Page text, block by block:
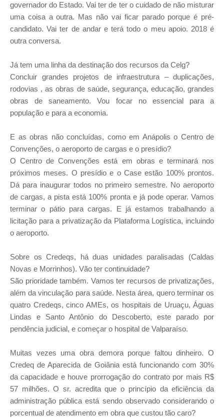
governador do Estado. Vai ter de ter o cuidado de não misturar
uma coisa a outra. Mas não vai ficar parado porque é pré­
candidato. Vai ter de andar e terá todo o meu apoio. 2018 é
outra conversa.
Já tem uma linha da destinação dos recursos da Celg?
Concluir grandes projetos de infraestrutura – duplicações,
rodovias ­, as obras de saúde, segurança, educação, grandes
obras de saneamento. Vou focar no essencial para a
população e para a economia.
E as obras não concluídas, como em Anápolis o Centro de
Convenções, o aeroporto de cargas e o presídio?
O Centro de Convenções está em obras e terminará nos
próximos meses. O presídio e o Case estão 100% prontos.
Dá para inaugurar todos no primeiro semestre. No aeroporto
de cargas, a pista está 100% pronta e já pode operar. Vamos
terminar o pátio para cargas. E já estamos trabalhando a
licitação para a privatização da Plataforma Logística, incluindo
o aeroporto.
Sobre os Credeqs, há duas unidades paralisadas (Caldas
Novas e Morrinhos). Vão ter continuidade?
São prioridade também. Vamos ter recursos de privatizações,
além da vinculação para saúde. Nesta área, quero terminar os
quatro Credeqs, cinco AMEs, os hospitais de Uruaçu, Águas
Lindas e Santo Antônio do Descoberto, este parado por
pendência judicial, e começar o hospital de Valparaíso.
Muitas vezes uma obra demora porque faltou dinheiro. O
Credeq de Aparecida de Goiânia está funcionando com 30%
da capacidade e houve prorrogação do contrato por mais R$
57 milhões. O sr. acredita que o princípio da eficiência da
administração pública está sendo observado considerando o
porcentual de atendimento em obra que custou tão caro?